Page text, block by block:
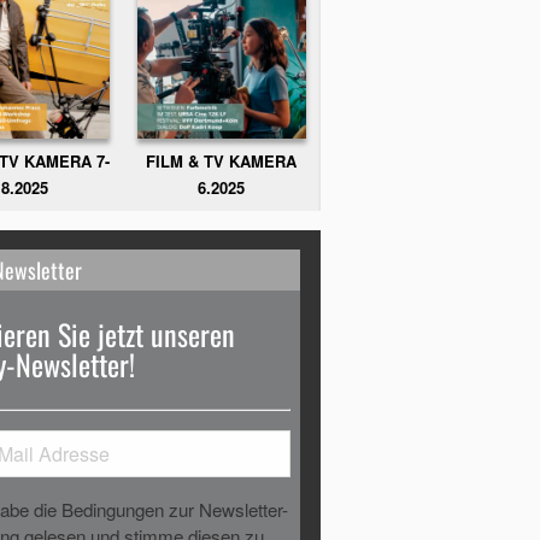
KAMERA 7-
8.2025
FILM & TV KAMERA
6.2025
Sie jetzt unseren
Newsletter!
die Bedingungen zur Newsletter-